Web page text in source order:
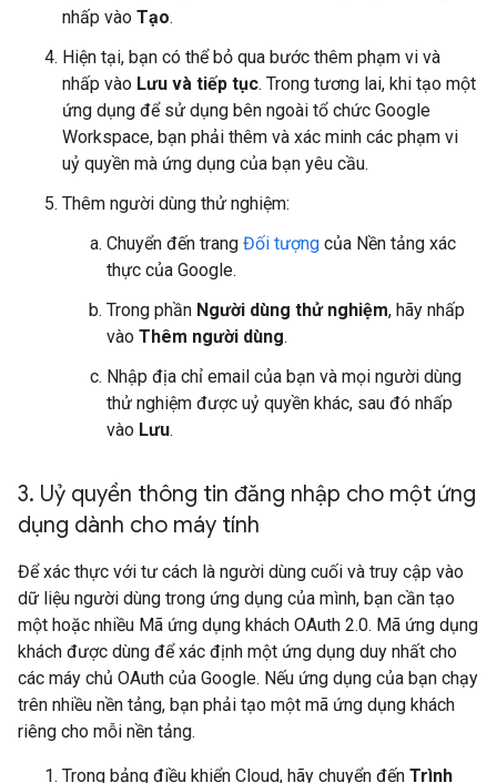
nhấp vào Tạo.
Hiện tại, bạn có thể bỏ qua bước thêm phạm vi và
nhấp vào Lưu và tiếp tục. Trong tương lai, khi tạo một
ứng dụng để sử dụng bên ngoài tổ chức Google
Workspace, bạn phải thêm và xác minh các phạm vi
uỷ quyền mà ứng dụng của bạn yêu cầu.
Thêm người dùng thử nghiệm:
Chuyển đến trang Đối tượng của Nền tảng xác
thực của Google.
Trong phần Người dùng thử nghiệm, hãy nhấp
vào Thêm người dùng.
Nhập địa chỉ email của bạn và mọi người dùng
thử nghiệm được uỷ quyền khác, sau đó nhấp
vào Lưu.
3. Uỷ quyền thông tin đăng nhập cho một ứng
dụng dành cho máy tính
Để xác thực với tư cách là người dùng cuối và truy cập vào
dữ liệu người dùng trong ứng dụng của mình, bạn cần tạo
một hoặc nhiều Mã ứng dụng khách OAuth 2.0. Mã ứng dụng
khách được dùng để xác định một ứng dụng duy nhất cho
các máy chủ OAuth của Google. Nếu ứng dụng của bạn chạy
trên nhiều nền tảng, bạn phải tạo một mã ứng dụng khách
riêng cho mỗi nền tảng.
Trong bảng điều khiển Cloud, hãy chuyển đến Trình